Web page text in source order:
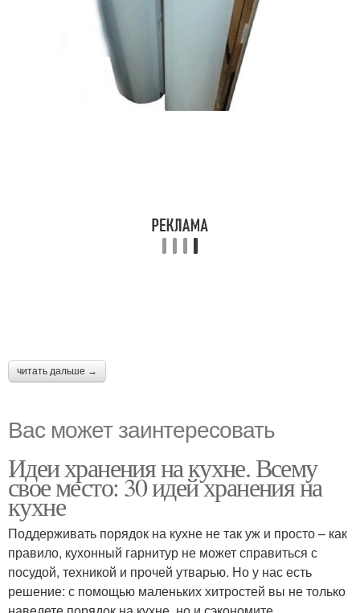
читать дальше →
Вас может заинтересовать
Идеи хранения на кухне. Всему
свое место: 30 идей хранения на
кухне
Поддерживать порядок на кухне не так уж и просто – как
правило, кухонный гарнитур не может справиться с
посудой, техникой и прочей утварью. Но у нас есть
решение: с помощью маленьких хитростей вы не только